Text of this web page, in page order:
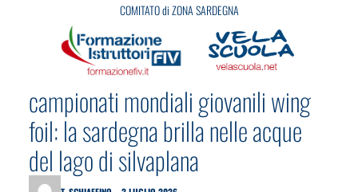
COMITATO di ZONA SARDEGNA
campionati mondiali giovanili wing
foil: la sardegna brilla nelle acque
del lago di silvaplana